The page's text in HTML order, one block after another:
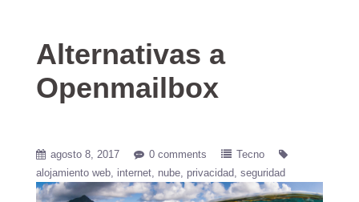
Alternativas a
Openmailbox
agosto 8, 2017 0 comments
Tecno
alojamiento web internet nube privacidad seguridad